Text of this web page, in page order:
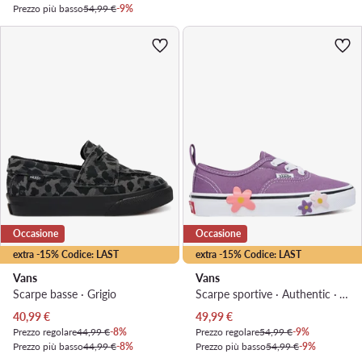
Prezzo più basso54,99 €-9%
extra -15% Codice: LAST
Occasione
Vans
Scarpe basse · Grigio
Prezzo attuale
40,99€
Prezzo regolare44,99 €-8%
Prezzo più basso44,99 €-8%
extra -15% Codice: LAST
Occasione
Vans
Scarpe sportive · Authentic · Viola
Prezzo attuale
49,99€
Prezzo regolare54,99 €-9%
Prezzo più basso54,99 €-9%